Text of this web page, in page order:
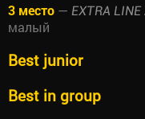
3 место — EXTRA
малый
Best junior
Best in group